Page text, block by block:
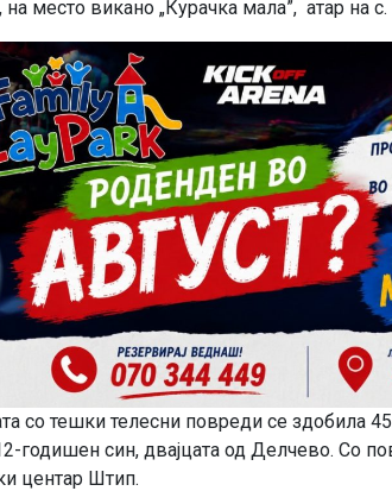
место викано „Курачка мала”, атар на
со тешки телесни повреди се здобила
годишен син, двајцата од Делчево. Со
центар Штип.